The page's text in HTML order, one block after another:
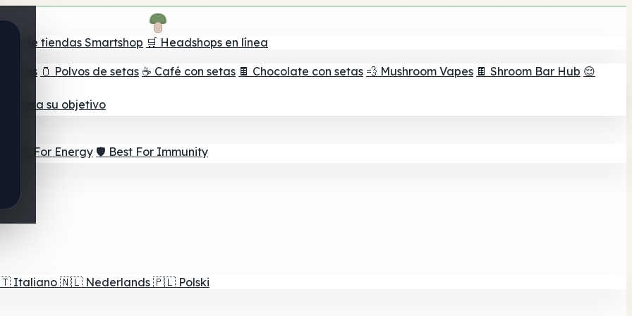
de tiendas Smartshop 🛒 Headshops en línea
setas 🫙 Polvos de setas ☕ Café con setas 🍫 Chocolate con setas 💨 Mushroom Vapes 🍫 Shroom Bar Hub 😌
para su objetivo
⚡ Best For Energy 🛡️ Best For Immunity
Italiano 🇳🇱 Nederlands 🇵🇱 Polski